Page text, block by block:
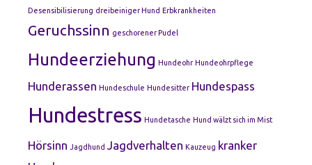
Desensibilisierung dreibeiniger Hund Erbkrankheiten
Geruchssinn geschorener Pudel
Hundeerziehung Hundeohr Hundeohrpflege
Hunderassen Hundeschule Hundesitter Hundespass
Hundestress Hundetasche Hund wälzt sich im Mist
Hörsinn Jagdhund Jagdverhalten Kauzeug kranker